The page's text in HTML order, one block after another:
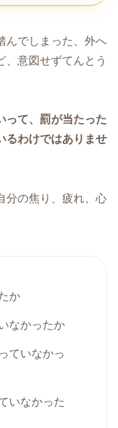
んでしまった、外へ
、意図せずてんとう
って、罰が当たった
るわけではありませ
分の焦り、疲れ、心
か
なかったか
ていなかっ
いなかった